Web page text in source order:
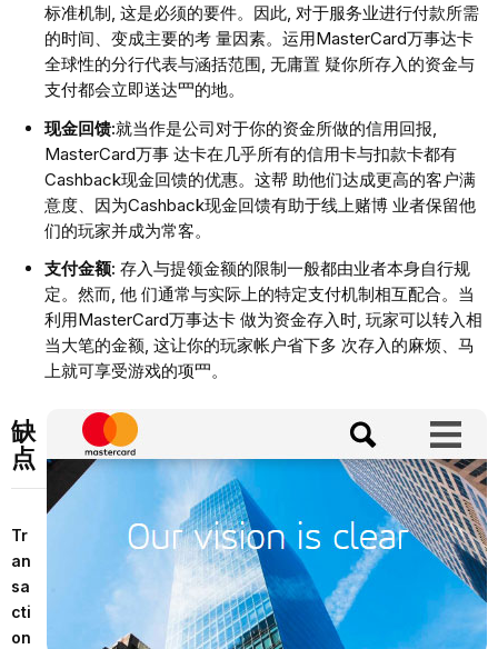
标准机制, 这是必须的要件。因此, 对于服务业进⾏付款所需
的时间、变成主要的考 量因素。运⽤MasterCard万事达卡
全球性的分⾏代表与涵括范围, ⽆庸置 疑你所存⼊的资⾦与
⽀付都会⽴即送达⺫的地。
现⾦回馈:就当作是公司对于你的资⾦所做的信⽤回报,
MasterCard万事 达卡在⼏乎所有的信⽤卡与扣款卡都有
Cashback现⾦回馈的优惠。这帮 助他们达成更⾼的客户满
意度、因为Cashback现⾦回馈有助于线上赌博 业者保留他
们的玩家并成为常客。
⽀付⾦额: 存⼊与提领⾦额的限制⼀般都由业者本⾝⾃⾏规
定。然⽽, 他 们通常与实际上的特定⽀付机制相互配合。当
利⽤MasterCard万事达卡 做为资⾦存⼊时, 玩家可以转⼊相
当⼤笔的⾦额, 这让你的玩家帐户省下多 次存⼊的⿇烦、⻢
上就可享受游戏的项⺫。
缺
点
Tr
an
sa
cti
on